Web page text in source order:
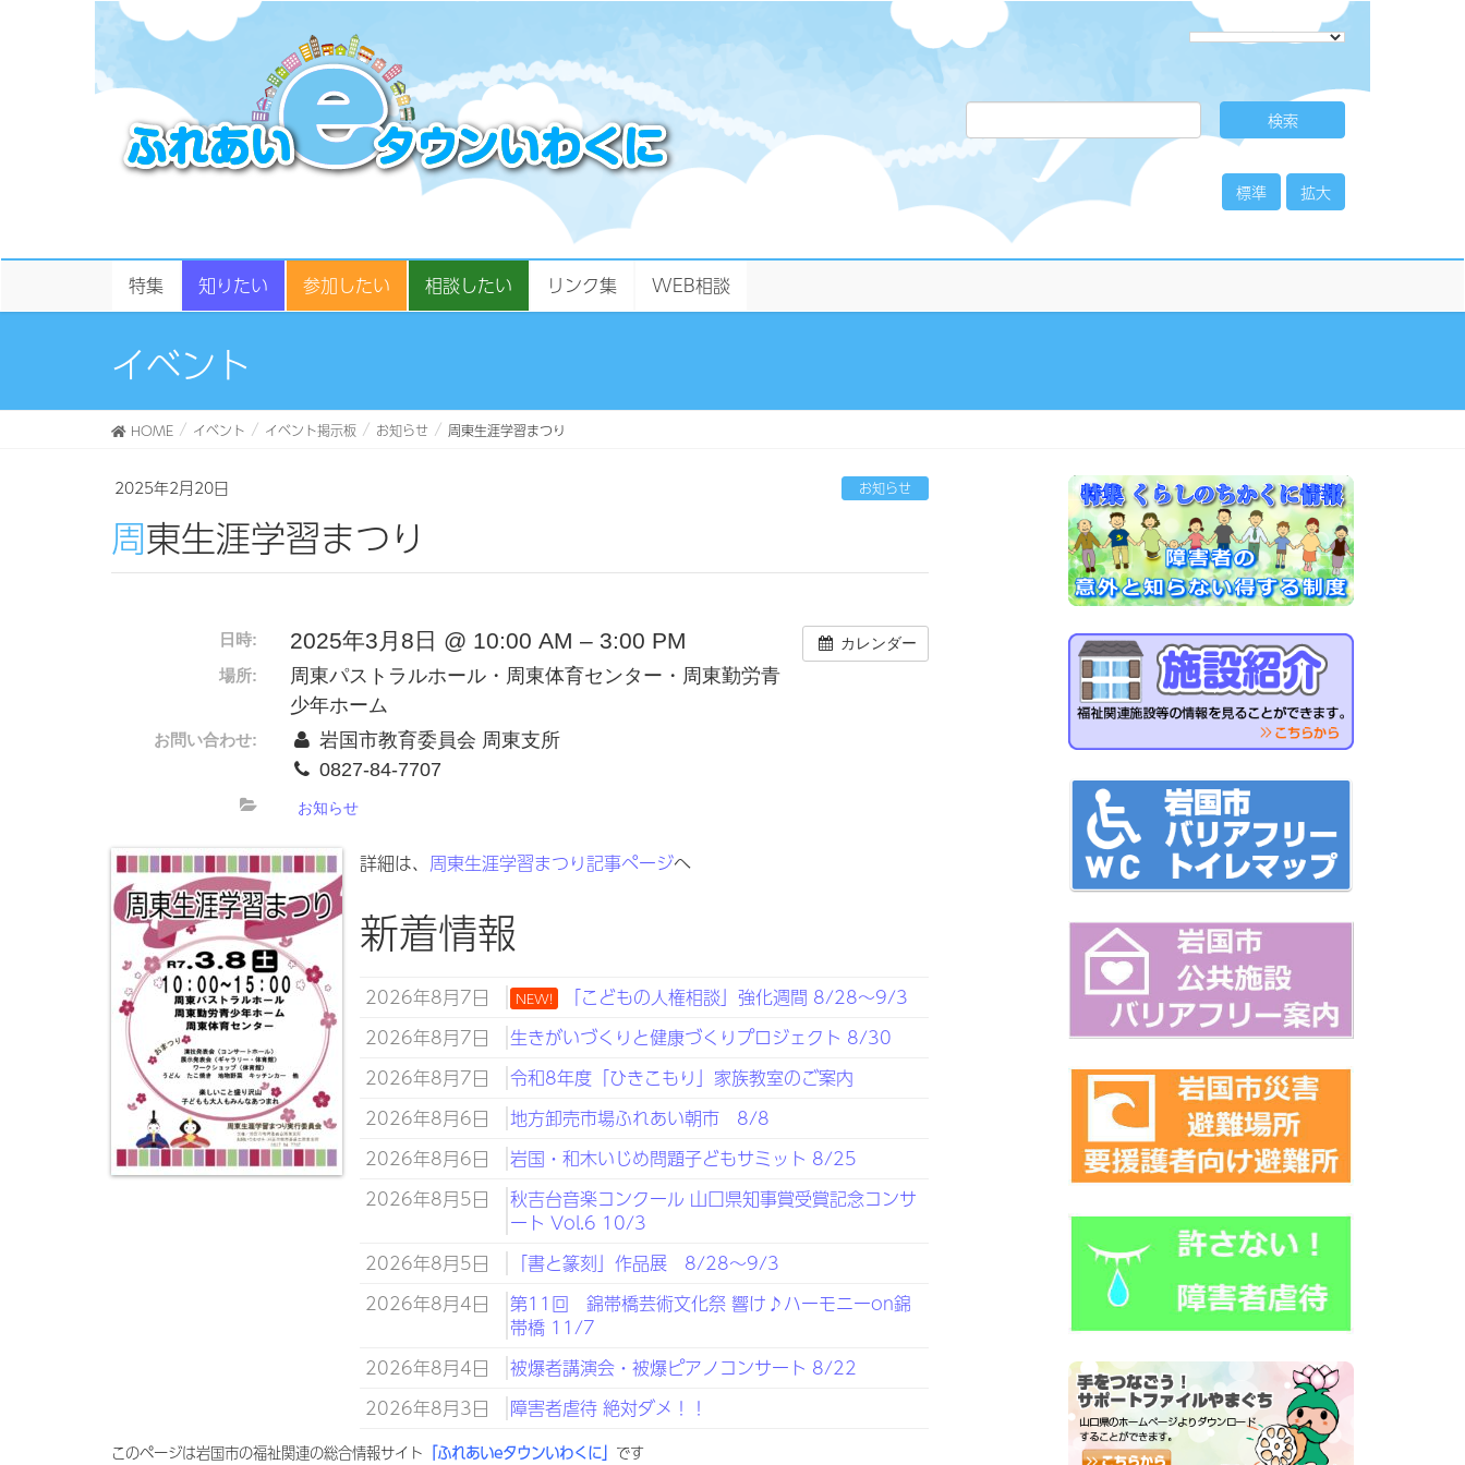
標準 拡大
特集 知りたい 参加したい 相談したい リンク集 WEB相談
イベント
HOME イベント イベント掲示板 お知らせ 周東生涯学習まつり
2025年2月20日 お知らせ
周東生涯学習まつり
カレンダー
日時: 2025年3月8日 @ 10:00 AM – 3:00 PM
場所:
周東パストラルホール・周東体育センター・周東勤労青
少年ホーム
お問い合わせ:
岩国市教育委員会 周東支所
0827-84-7707
お知らせ
詳細は、 周東生涯学習まつり記事ページへ
新着情報
2026年8月7日 NEW!
「こどもの人権相談」強化週間 8/28～9/3
2026年8月7日
生きがいづくりと健康づくりプロジェクト 8/30
2026年8月7日
令和8年度「ひきこもり」家族教室のご案内
2026年8月6日
地方卸売市場ふれあい朝市 8/8
2026年8月6日
岩国・和木いじめ問題子どもサミット 8/25
2026年8月5日
秋吉台音楽コンクール 山口県知事賞受賞記念コンサ
ート Vol.6 10/3
2026年8月5日
「書と篆刻」作品展 8/28～9/3
2026年8月4日
第11回 錦帯橋芸術文化祭 響け♪ハーモニーon錦
帯橋 11/7
2026年8月4日
被爆者講演会・被爆ピアノコンサート 8/22
2026年8月3日
障害者虐待 絶対ダメ！！
このページは岩国市の福祉関連の総合情報サイト 「ふれあいeタウンいわくに」 です